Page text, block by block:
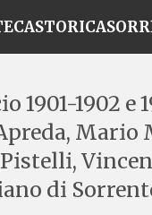
1901-1902 e
Mario
di